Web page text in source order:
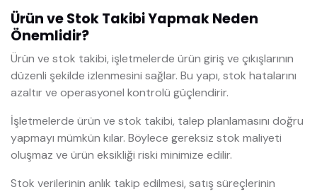
Ürün ve Stok Takibi Yapmak Neden
Önemlidir?
Ürün ve stok takibi, işletmelerde ürün giriş ve çıkışlarının
düzenli şekilde izlenmesini sağlar. Bu yapı, stok hatalarını
azaltır ve operasyonel kontrolü güçlendirir.
İşletmelerde ürün ve stok takibi, talep planlamasını doğru
yapmayı mümkün kılar. Böylece gereksiz stok maliyeti
oluşmaz ve ürün eksikliği riski minimize edilir.
Stok verilerinin anlık takip edilmesi, satış süreçlerinin